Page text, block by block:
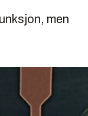
men